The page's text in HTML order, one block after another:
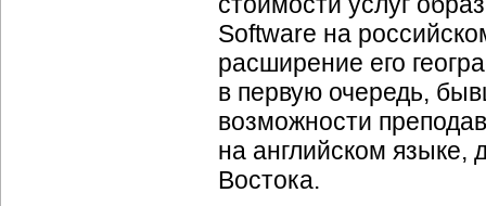
Software на
расширение его
в первую очередь,
возможности
на английском языке,
Востока.